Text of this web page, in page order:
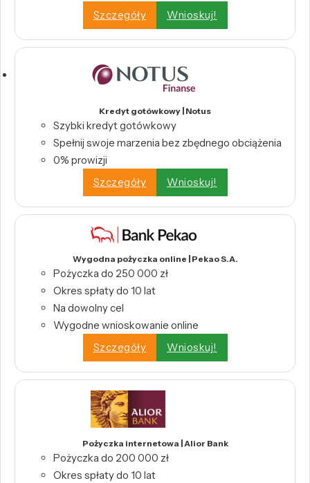
Szczegóły
Wnioskuj!
Kredyt gotówkowy | Notus
Szybki kredyt gotówkowy
Spełnij swoje marzenia bez zbędnego obciążenia
0% prowizji
Szczegóły
Wnioskuj!
Wygodna pożyczka online | Pekao S.A.
Pożyczka do 250 000 zł
Okres spłaty do 10 lat
Na dowolny cel
Wygodne wnioskowanie online
Szczegóły
Wnioskuj!
Pożyczka internetowa | Alior Bank
Pożyczka do 200 000 zł
Okres spłaty do 10 lat